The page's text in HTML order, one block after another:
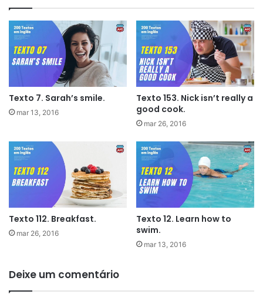
Texto 7. Sarah’s smile.
mar 13, 2016
Texto 153. Nick isn’t really a
good cook.
mar 26, 2016
Texto 112. Breakfast.
mar 26, 2016
Texto 12. Learn how to
swim.
mar 13, 2016
Deixe um comentário